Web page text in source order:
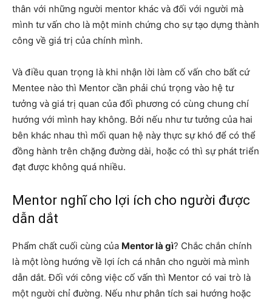
thân với những người mentor khác và đối với người mà
mình tư vấn cho là một minh chứng cho sự tạo dựng thành
công về giá trị của chính mình.
Và điều quan trọng là khi nhận lời làm cố vấn cho bất cứ
Mentee nào thì Mentor cần phải chú trọng vào hệ tư
tưởng và giá trị quan của đối phương có cùng chung chí
hướng với mình hay không. Bởi nếu như tư tưởng của hai
bên khác nhau thì mối quan hệ này thực sự khó để có thể
đồng hành trên chặng đường dài, hoặc có thì sự phát triển
đạt được không quá nhiều.
Mentor nghĩ cho lợi ích cho người được
dẫn dắt
Phẩm chất cuối cùng của Mentor là gì? Chắc chắn chính
là một lòng hướng về lợi ích cá nhân cho người mà mình
dẫn dắt. Đối với công việc cố vấn thì Mentor có vai trò là
một người chỉ đường. Nếu như phân tích sai hướng hoặc